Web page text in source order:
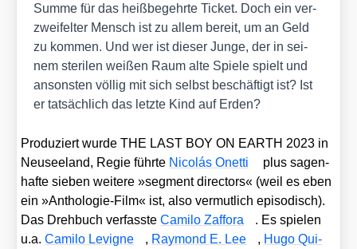
Sum­me für das heiß­be­gehr­te Ticket. Doch ein ver­
zwei­fel­ter Mensch ist zu allem bereit, um an Geld
zu kom­men. Und wer ist die­ser Jun­ge, der in sei­
nem ste­ri­len wei­ßen Raum alte Spie­le spielt und
ansons­ten völ­lig mit sich selbst beschäf­tigt ist? Ist
er tat­säch­lich das letz­te Kind auf Erden?
Pro­du­ziert wur­de THE LAST BOY ON EARTH 2023 in
Neu­see­land, Regie führ­te Nicolás Onet­ti
plus sagen­
haf­te sie­ben wei­te­re »seg­ment direc­tors« (weil es eben
ein »Antho­lo­gie-Film« ist, also ver­mut­lich epi­so­disch).
Das Dreh­buch ver­fass­teCami­lo Zaf­fo­ra
. Es spie­len
u.a.Cami­lo Levi­gne , Ray­mond E. Lee , Hugo Qui­